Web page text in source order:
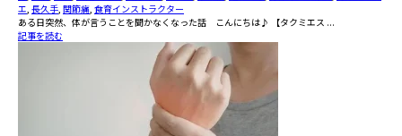
エ, 長久手, 関節痛, 食育インストラクター
――ある日突然、体が言うことを聞かなくなった話 こんにちは♪ 【タクミエス ...
記事を読む